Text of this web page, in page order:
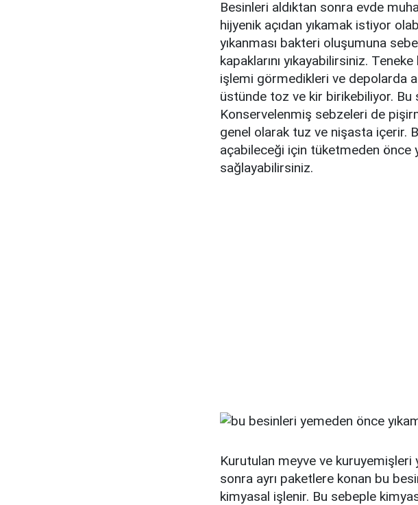
Besinleri aldıktan sonra evde
hijyenik açıdan yıkamak istiyor
yıkanması bakteri oluşumuna
kapaklarını yıkayabilirsiniz.
işlemi görmedikleri ve depolarda
üstünde toz ve kir birikebiliyor. Bu
Konservelenmiş sebzeleri de
genel olarak tuz ve nişasta içerir.
açabileceği için tüketmeden önce
sağlayabilirsiniz.
Kurutulan meyve ve kuruyemişleri
sonra ayrı paketlere konan bu
kimyasal işlenir. Bu sebeple